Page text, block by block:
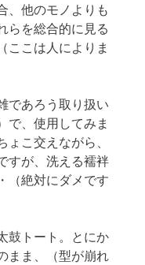
、他のモノよりも
らを総合的に見る
ここは人によりま
であろう取り扱い
で、使用してみま
こ交えながら、
すが、洗える襦袢
（絶対にダメです
鼓トート 。とにか
まま、（型が崩れ